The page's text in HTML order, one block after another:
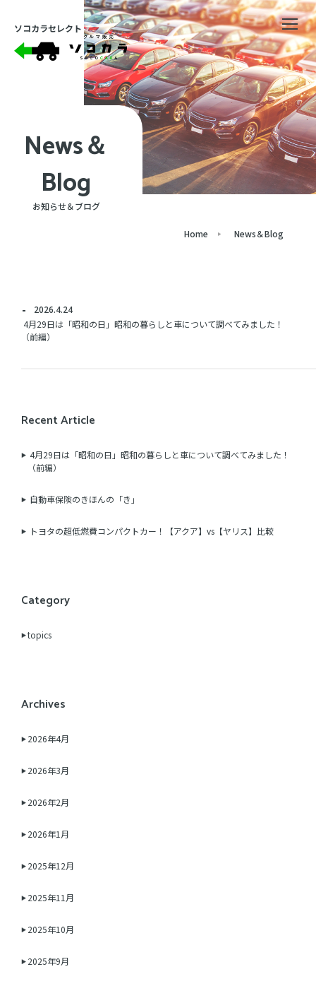
ソコカラセレクト
News＆
Blog
お知らせ＆ブログ
Home News＆Blog
2026.4.24
4月29日は「昭和の日」昭和の暮らしと車について調べてみました！
（前編）
Recent Article
4月29日は「昭和の日」昭和の暮らしと車について調べてみました！
（前編）
自動車保険のきほんの「き」
トヨタの超低燃費コンパクトカー！【アクア】vs【ヤリス】比較
Category
topics
Archives
2026年4月
2026年3月
2026年2月
2026年1月
2025年12月
2025年11月
2025年10月
2025年9月